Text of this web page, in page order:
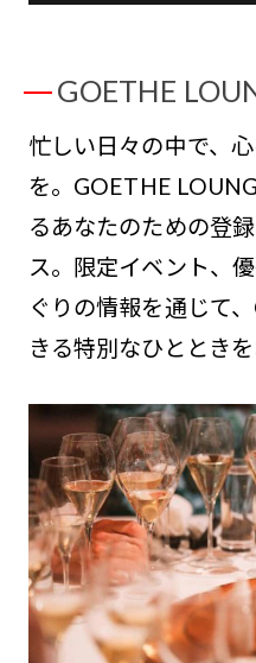
GOETHE
忙しい日々の中で、
を。GOETHE
るあなたのための登
ス。限定イベント、
ぐりの情報を通じて
きる特別なひとときを